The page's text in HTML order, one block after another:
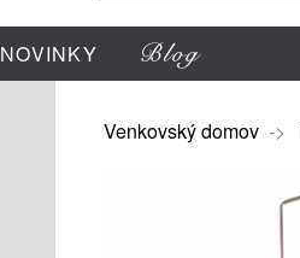
NOVINKY
Venkovský domov ->